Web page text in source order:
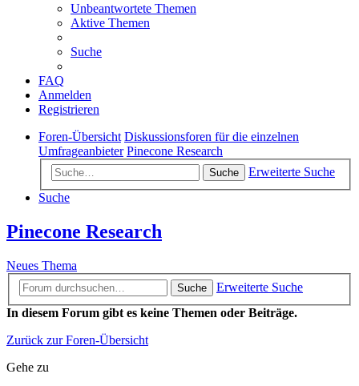
Unbeantwortete Themen
Aktive Themen
Suche
FAQ
Anmelden
Registrieren
Foren-Übersicht Diskussionsforen für die einzelnen
Umfrageanbieter Pinecone Research
Suche
Erweiterte Suche
Suche
Pinecone Research
Neues Thema
Suche
Erweiterte Suche
In diesem Forum gibt es keine Themen oder Beiträge.
Zurück zur Foren-Übersicht
Gehe zu